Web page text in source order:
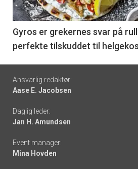
-
6
Gyros er grekernes svar på
perfekte tilskuddet til
Footer
-
links
Ansvarlig redaktør:
Aase E. Jacobsen
Daglig leder:
Jan H. Amundsen
Event manager:
Mina Hovden